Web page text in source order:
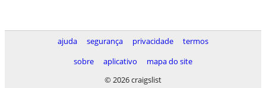
ajuda segurança privacidade
termos
sobre
aplicativo
mapa do site
© 2026 craigslist